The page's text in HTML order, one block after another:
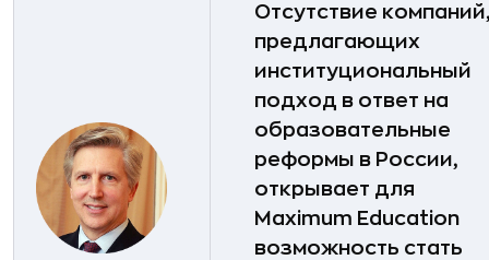
Отсутствие компаний,
предлагающих
институциональный
подход в ответ на
образовательные
реформы в России,
открывает для
Maximum Education
возможность стать